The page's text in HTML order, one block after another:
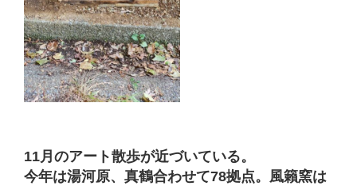
11月のアート散歩が近づいている。
今年は湯河原、真鶴合わせて78拠点。風籟窯は